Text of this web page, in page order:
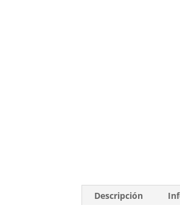
Descripción